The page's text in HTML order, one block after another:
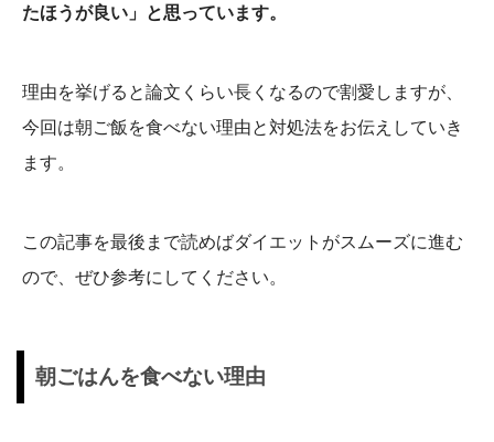
たほうが良い」と思っています。
理由を挙げると論文くらい長くなるので割愛しますが、
今回は朝ご飯を食べない理由と対処法をお伝えしていき
ます。
この記事を最後まで読めばダイエットがスムーズに進む
ので、ぜひ参考にしてください。
朝ごはんを食べない理由